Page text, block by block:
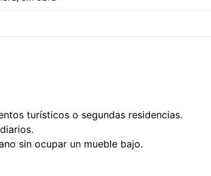
turísticos o segundas residencias.
sin ocupar un mueble bajo.